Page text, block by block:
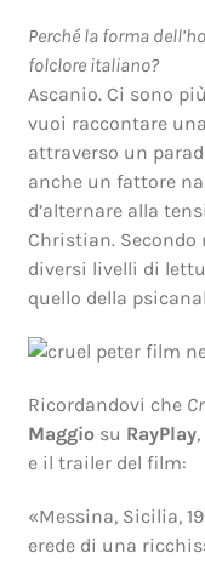
Perché la forma
folclore italiano?
Ascanio. Ci sono
vuoi raccontare
attraverso un
anche un fattore
d’alternare alla
Christian.
diversi livelli di
quello della
Ricordandovi che
Maggio su RayPlay
e il trailer del film:
«Messina, Sicilia,
erede di una